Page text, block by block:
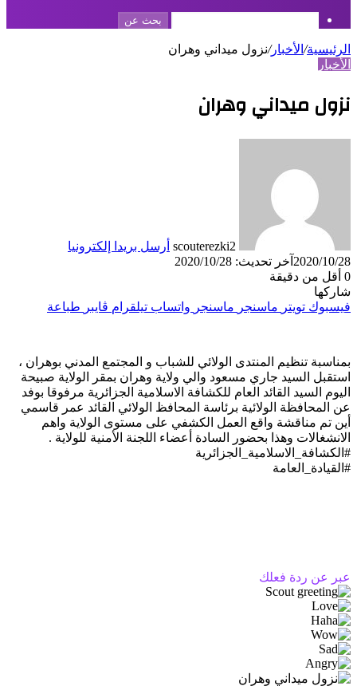
بحث عن
الرئيسية/ الأخبار/نزول ميداني وهران
الأخبار
نزول ميداني وهران
scouterezki2 أرسل بريدا إلكترونيا
2020/10/28 آخر تحديث: 2020/10/28
0 أقل من دقيقة
شاركها
فيسبوك تويتر ماسنجر ماسنجر واتساب تيلقرام ڤايبر طباعة
بمناسبة تنظيم المنتدى الولائي للشباب و المجتمع المدني بوهران ،
استقبل السيد جاري مسعود والي ولاية وهران بمقر الولاية صبيحة
اليوم السيد القائد العام للكشافة الاسلامية الجزائرية مرفوقا بوفد
عن المحافظة الولائية برئاسة المحافظ الولائي القائد عمر قاسمي
أين تم مناقشة واقع العمل الكشفي على مستوى الولاية واهم
الانشغالات وهذا بحضور السادة أعضاء اللجنة الأمنية للولاية .
#الكشافة_الاسلامية_الجزائرية
#القيادة_العامة
عبر عن ردة فعلك